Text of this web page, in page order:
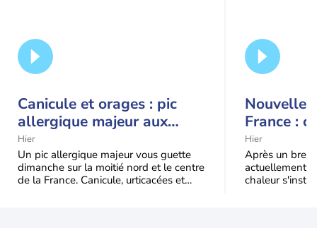
Canicule et orages : pic
allergique majeur aux
urticacées sur la moitié
nord
Hier
Un pic allergique majeur vous guette
dimanche sur la moitié nord et le centre
de la France. Canicule, urticacées et
Nouvelle
France :
Hier
Après un bref
actuellement,
chaleur